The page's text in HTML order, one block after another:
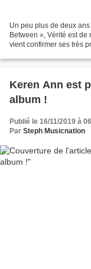
Un peu plus de deux
Between », Vérité est
vient confirmer ses très
Keren Ann est
album !
Publié le 16/11/2019 à
Par Steph Musicnation